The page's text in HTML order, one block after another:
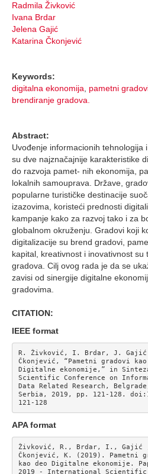
Radmila Živković
Ivana Brdar
Jelena Gajić
Katarina Čkonjević
Keywords:
digitalna ekonomija, pametni
brendiranje gradova.
Abstract:
Uvođenje informacionih tehnologija
su dve najznačajnije karakteristike
do razvoja pamet- nih ekonomija,
lokalnih samouprava. Države,
popularne turističke destinacije
izazovima, koristeći prednosti
kampanje kako za razvoj tako i za
globalnom okruženju. Gradovi koji
digitalizacije su brend gradovi,
kapital, kreativnost i inovativnost su
gradova. Cilj ovog rada je da se
zavisi od sinergije digitalne
gradovima.
CITATION:
IEEE format
R. Živković, I. Brdar, J.
Čkonjević, “Pametni gradovi kao
Digitalne ekonomije,” in
Scientific Conference on
Data Related Research,
Serbia, 2019, pp. 121-128.
121-128
APA format
Živković, R., Brdar, I., Gajić
Čkonjević, K. (2019). Pametni
kao deo Digitalne ekonomije.
2019 - International Scientific